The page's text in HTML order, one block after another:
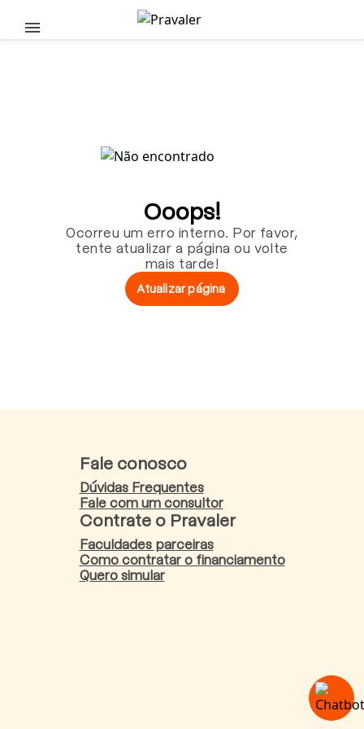
Pular para o conteúdo principal
Ooops!
Ocorreu um erro interno. Por favor,
tente atualizar a página ou volte
mais tarde!
Atualizar página
Fale conosco
Dúvidas Frequentes
Fale com um consultor
Contrate o Pravaler
Faculdades parceiras
Como contratar o financiamento
Quero simular